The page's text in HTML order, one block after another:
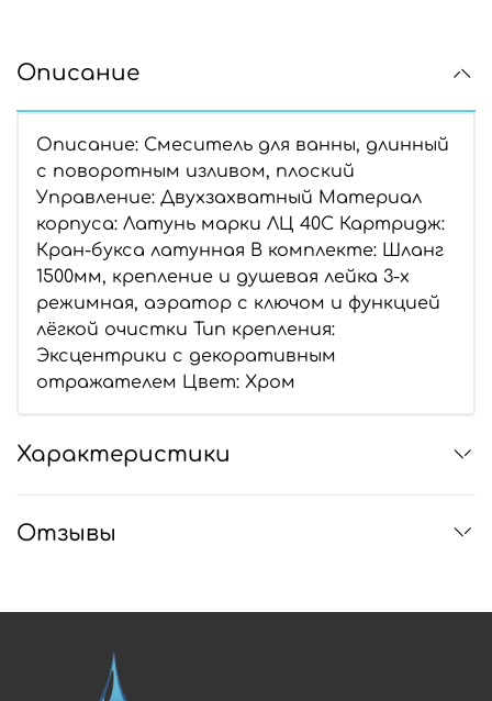
Описание
Описание: Смеситель для ванны, длинный
с поворотным изливом, плоский
Управление: Двухзахватный Материал
корпуса: Латунь марки ЛЦ 40С Картридж:
Кран-букса латунная В комплекте: Шланг
1500мм, крепление и душевая лейка 3-х
режимная, аэратор с ключом и функцией
лёгкой очистки Тип крепления:
Эксцентрики с декоративным
отражателем Цвет: Хром
Характеристики
Отзывы